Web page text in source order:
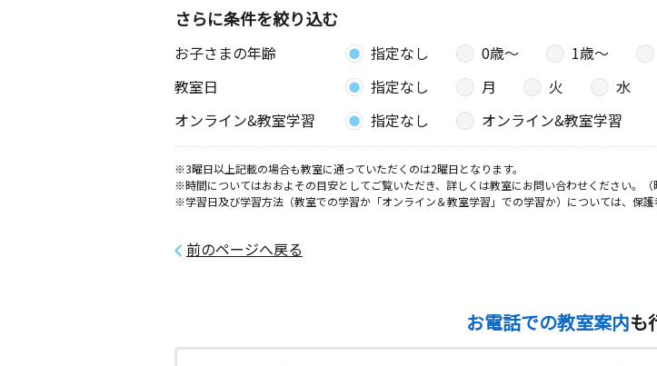
さらに条件を絞り込む
お子さまの年齢 指定なし 0歳〜 1歳〜
教室日
指定なし 月 火 水
オンライン&教室学習
指定なし オンライン&教室学習
※3曜日以上記載の場合も教室に通っていただくのは2曜日となります。
※時間についてはおおよその目安としてご覧いただき、詳しくは教室にお問い合わせください。
※学習日及び学習方法（教室での学習か「オンライン＆教室学習」での学習か）については、保護
前のページへ戻る
お電話での教室案内も